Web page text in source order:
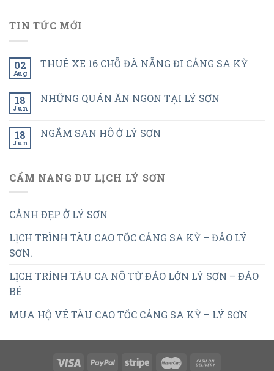
TIN TỨC MỚI
02
Aug
THUÊ XE 16 CHỖ ĐÀ NẴNG ĐI CẢNG SA KỲ
18
Jun
NHỮNG QUÁN ĂN NGON TẠI LÝ SƠN
18
Jun
NGẮM SAN HÔ Ở LÝ SƠN
CẨM NANG DU LỊCH LÝ SƠN
CẢNH ĐẸP Ở LÝ SƠN
LỊCH TRÌNH TÀU CAO TỐC CẢNG SA KỲ – ĐẢO LÝ
SƠN.
LỊCH TRÌNH TÀU CA NÔ TỪ ĐẢO LỚN LÝ SƠN – ĐẢO
BÉ
MUA HỘ VÉ TÀU CAO TỐC CẢNG SA KỲ – LÝ SƠN